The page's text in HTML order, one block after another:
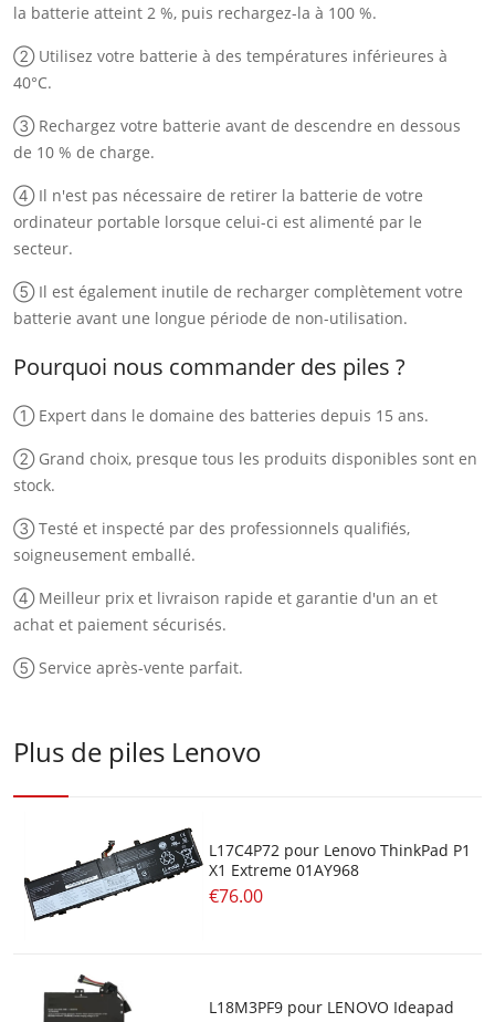
la batterie atteint 2 %, puis rechargez-la à 100 %.
② Utilisez votre batterie à des températures inférieures à
40°C.
③ Rechargez votre batterie avant de descendre en dessous
de 10 % de charge.
④ Il n'est pas nécessaire de retirer la batterie de votre
ordinateur portable lorsque celui-ci est alimenté par le
secteur.
⑤ Il est également inutile de recharger complètement votre
batterie avant une longue période de non-utilisation.
Pourquoi nous commander des piles ?
① Expert dans le domaine des batteries depuis 15 ans.
② Grand choix, presque tous les produits disponibles sont en
stock.
③ Testé et inspecté par des professionnels qualifiés,
soigneusement emballé.
④ Meilleur prix et livraison rapide et garantie d'un an et
achat et paiement sécurisés.
⑤ Service après-vente parfait.
Plus de piles Lenovo
L17C4P72 pour Lenovo ThinkPad P1
X1 Extreme 01AY968
€76.00
L18M3PF9 pour LENOVO Ideapad